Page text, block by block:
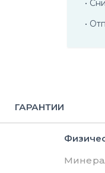
•
•
ГАРАНТИИ